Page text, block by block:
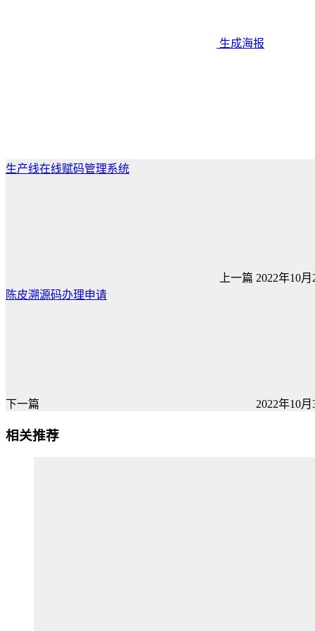
生成海报
生产线在线赋码管理系统
上一篇 2022年10月
陈皮溯源码办理申请
下一篇 2022年10月
相关推荐